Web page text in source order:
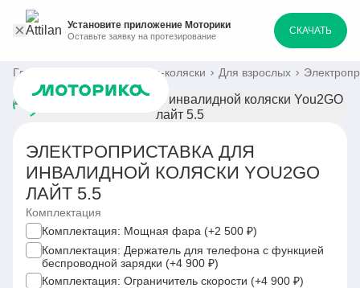
Установите приложение Моторики
Оставьте заявку на протезирование СКАЧАТЬ
Главная Кресла-коляски Для взрослых
ЭЛЕКТРОПРИСТАВКА ДЛЯ
ИНВАЛИДНОЙ КОЛЯСКИ YOU2GO
ЛАЙТ 5.5
Комплектация
Комплектация: Мощная фара (+2 500 ₽)
Комплектация: Держатель для телефона с функцией
беспроводной зарядки (+4 900 ₽)
Комплектация: Ограничитель скорости (+4 900 ₽)